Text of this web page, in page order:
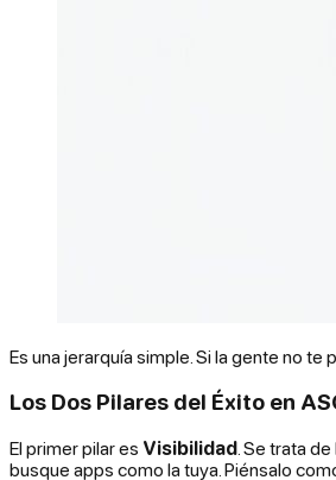
Es una jerarquía simple. Si la gente no
Los Dos Pilares del Éxito en
El primer pilar es Visibilidad . Se trata
busque apps como la tuya. Piénsalo